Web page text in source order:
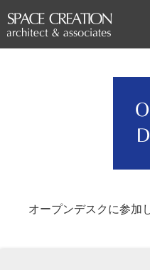
オープンデスクに参加